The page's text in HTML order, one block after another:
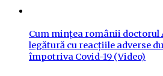
Cum mințea românii doctorul
legătură cu reacțiile adverse
împotriva Covid-19 (Video)